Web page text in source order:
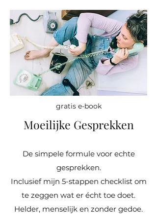
gratis e-book
Moeilijke Gesprekken
De simpele formule voor echte
gesprekken.
Inclusief mijn 5-stappen checklist om
te zeggen wat er écht toe doet.
Helder, menselijk en zonder gedoe.